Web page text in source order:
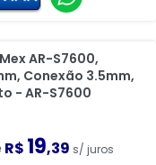
AR-S7600,
Conexão 3.5mm,
- AR-S7600
R$ 19,39 s/ juros